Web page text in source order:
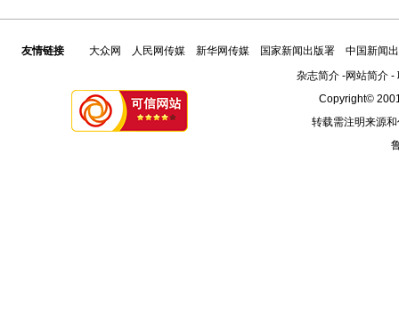
友情链接 大众网 人民网传媒 新华网传媒 国家新闻出版署
中国新闻
杂志简介-网站简介-
Copyright©
转载需注明来源